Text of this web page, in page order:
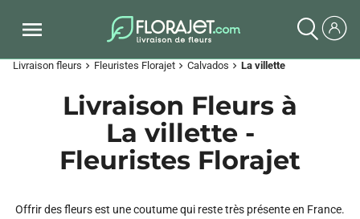
Livraison fleurs chevron_right Fleuristes Florajet chevron_right Calvados chevron_right La villette
Livraison Fleurs à
La villette -
Fleuristes Florajet
Offrir des fleurs est une coutume qui reste très présente en France.